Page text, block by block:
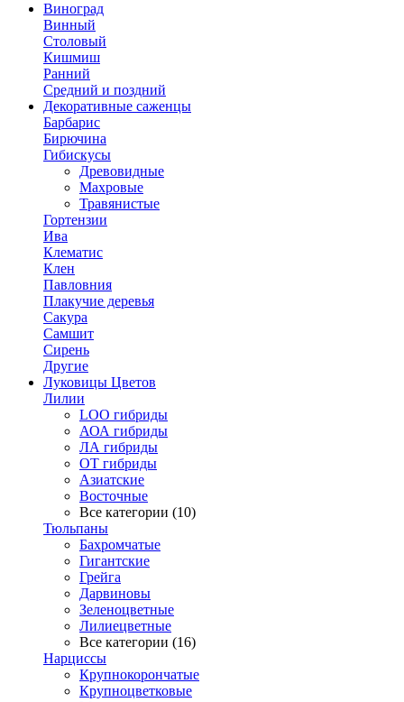
Виноград
Винный
Столовый
Кишмиш
Ранний
Средний и поздний
Декоративные саженцы
Барбарис
Бирючина
Гибискусы
Древовидные
Махровые
Травянистые
Гортензии
Ива
Клематис
Клен
Павловния
Плакучие деревья
Сакура
Самшит
Сирень
Другие
Луковицы Цветов
Лилии
LOO гибриды
АОА гибриды
ЛА гибриды
ОТ гибриды
Азиатские
Восточные
Все категории (10)
Тюльпаны
Бахромчатые
Гигантские
Грейга
Дарвиновы
Зеленоцветные
Лилиецветные
Все категории (16)
Нарциссы
Крупнокорончатые
Крупноцветковые